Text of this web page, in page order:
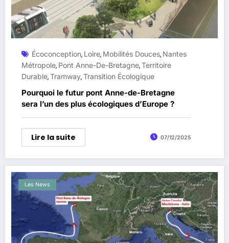
Écoconception, Loire, Mobilités Douces, Nantes
Métropole, Pont Anne-De-Bretagne,Territoire
Durable,Tramway,Transition Écologique
Pourquoi le futur pont Anne-de-Bretagne
sera l’un des plus écologiques d’Europe ?
Lire la suite 07/12/2025
Les News